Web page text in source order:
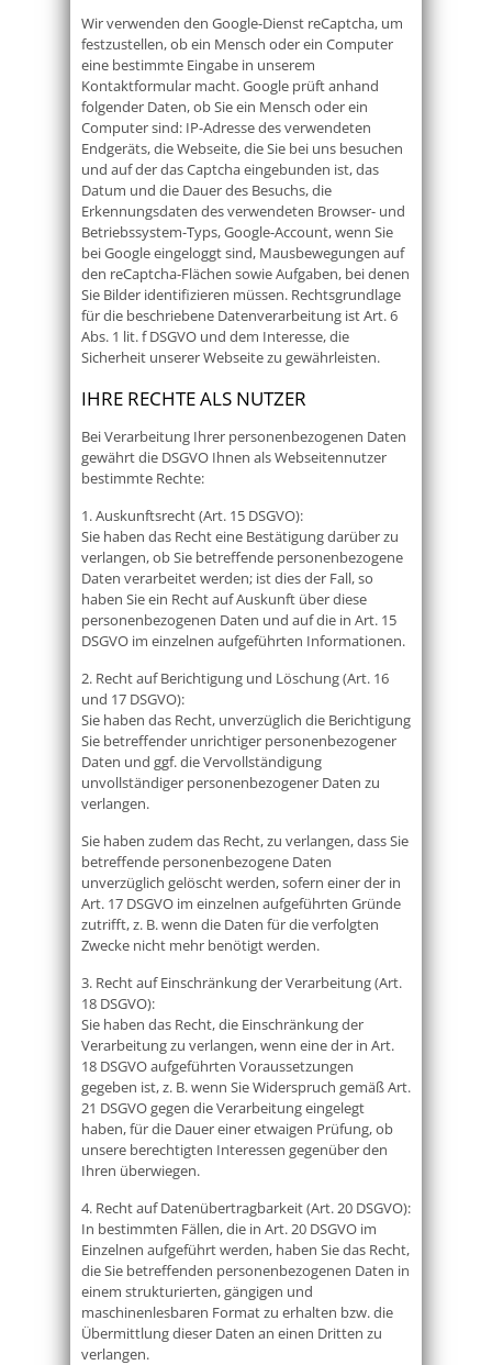
Wir verwenden den Google-Dienst reCaptcha, um
festzustellen, ob ein Mensch oder ein Computer
eine bestimmte Eingabe in unserem
Kontaktformular macht. Google prüft anhand
folgender Daten, ob Sie ein Mensch oder ein
Computer sind: IP-Adresse des verwendeten
Endgeräts, die Webseite, die Sie bei uns besuchen
und auf der das Captcha eingebunden ist, das
Datum und die Dauer des Besuchs, die
Erkennungsdaten des verwendeten Browser- und
Betriebssystem-Typs, Google-Account, wenn Sie
bei Google eingeloggt sind, Mausbewegungen auf
den reCaptcha-Flächen sowie Aufgaben, bei denen
Sie Bilder identifizieren müssen. Rechtsgrundlage
für die beschriebene Datenverarbeitung ist Art. 6
Abs. 1 lit. f DSGVO und dem Interesse, die
Sicherheit unserer Webseite zu gewährleisten.
IHRE RECHTE ALS NUTZER
Bei Verarbeitung Ihrer personenbezogenen Daten
gewährt die DSGVO Ihnen als Webseitennutzer
bestimmte Rechte:
1. Auskunftsrecht (Art. 15 DSGVO):
Sie haben das Recht eine Bestätigung darüber zu
verlangen, ob Sie betreffende personenbezogene
Daten verarbeitet werden; ist dies der Fall, so
haben Sie ein Recht auf Auskunft über diese
personenbezogenen Daten und auf die in Art. 15
DSGVO im einzelnen aufgeführten Informationen.
2. Recht auf Berichtigung und Löschung (Art. 16
und 17 DSGVO):
Sie haben das Recht, unverzüglich die Berichtigung
Sie betreffender unrichtiger personenbezogener
Daten und ggf. die Vervollständigung
unvollständiger personenbezogener Daten zu
verlangen.
Sie haben zudem das Recht, zu verlangen, dass Sie
betreffende personenbezogene Daten
unverzüglich gelöscht werden, sofern einer der in
Art. 17 DSGVO im einzelnen aufgeführten Gründe
zutrifft, z. B. wenn die Daten für die verfolgten
Zwecke nicht mehr benötigt werden.
3. Recht auf Einschränkung der Verarbeitung (Art.
18 DSGVO):
Sie haben das Recht, die Einschränkung der
Verarbeitung zu verlangen, wenn eine der in Art.
18 DSGVO aufgeführten Voraussetzungen
gegeben ist, z. B. wenn Sie Widerspruch gemäß Art.
21 DSGVO gegen die Verarbeitung eingelegt
haben, für die Dauer einer etwaigen Prüfung, ob
unsere berechtigten Interessen gegenüber den
Ihren überwiegen.
4. Recht auf Datenübertragbarkeit (Art. 20 DSGVO):
In bestimmten Fällen, die in Art. 20 DSGVO im
Einzelnen aufgeführt werden, haben Sie das Recht,
die Sie betreffenden personenbezogenen Daten in
einem strukturierten, gängigen und
maschinenlesbaren Format zu erhalten bzw. die
Übermittlung dieser Daten an einen Dritten zu
verlangen.